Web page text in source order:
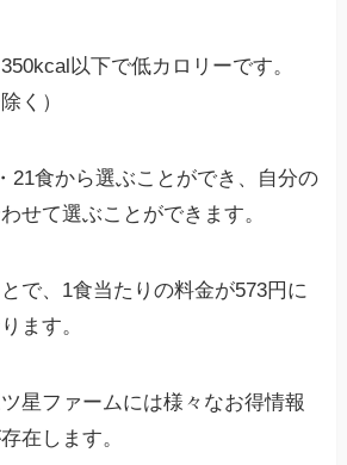
以下で低カロリーです。
く）
21食から選ぶことができ、自分の
せて選ぶことができます。
で、1食当たりの料金が573円に
ます。
星ファームには様々なお得情報
在します。